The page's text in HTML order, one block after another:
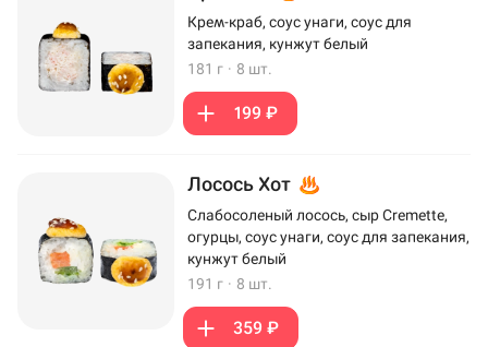
Крем-краб, соус унаги, соус для
запекания, кунжут белый
181 г · 8 шт.
199 ₽
Лосось Хот
Слабосоленый лосось, сыр Cremette,
огурцы, соус унаги, соус для запекания,
кунжут белый
191 г · 8 шт.
359 ₽